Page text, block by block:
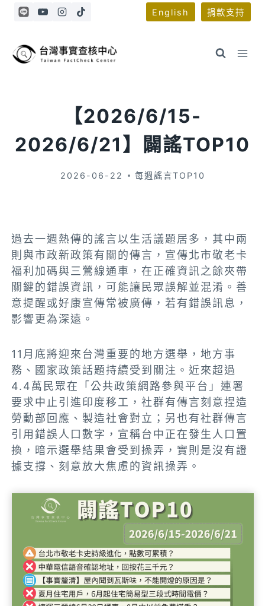
Skip
English 捐款支持
【2026/6/15-
2026/6/21】闢謠TOP10
2026-06-22 每週謠言TOP10
過去一週熱傳的謠言以生活議題居多，其中兩
則與市政新政策有關的傳言，宣傳北市敬老卡
福利加碼與三鶯線通車，在正確資訊之餘夾帶
關鍵的錯誤資訊，可能讓民眾誤解並混淆。善
意提醒或好康宣傳常被廣傳，若有錯誤訊息，
影響更為深遠。
11月底將迎來台灣重要的地方選舉，地方事
務、國家政策話題持續受到關注。近來超過
4.4萬民眾在「公共政策網路參與平台」連署
要求中止引進印度移工，社群有傳言刻意捏造
勞動部回應、製造社會對立；另也有社群傳言
引用錯誤人口數字，宣稱台中正在發生人口置
換，暗示選舉結果會受到操弄，實則是沒有證
據支撐、刻意放大焦慮的資訊操弄。